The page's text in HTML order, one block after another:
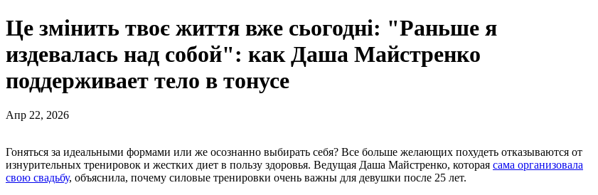
Це змінить твоє життя вже сьогодні: "Раньше я
издевалась над собой": как Даша Майстренко
поддерживает тело в тонусе
Апр 22, 2026
Гоняться за идеальными формами или же осознанно выбирать себя? Все больше желающих похудеть отказываются от
изнурительных тренировок и жестких диет в пользу здоровья. Ведущая Даша Майстренко, которая сама организовала
свою свадьбу, объяснила, почему силовые тренировки очень важны для девушки после 25 лет.